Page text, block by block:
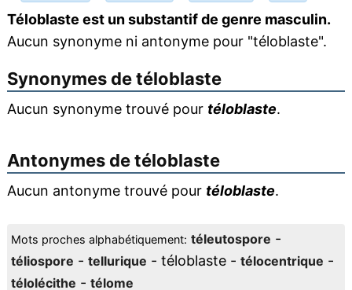
Téloblaste est un substantif de genre masculin.
Aucun synonyme ni antonyme pour "téloblaste".
Synonymes detéloblaste
Aucun synonyme trouvé pour téloblaste.
Antonymes detéloblaste
Aucun antonyme trouvé pour téloblaste.
Mots proches alphabétiquement: téleutospore -
téliospore - tellurique - téloblaste - télocentrique -
télolécithe - télome